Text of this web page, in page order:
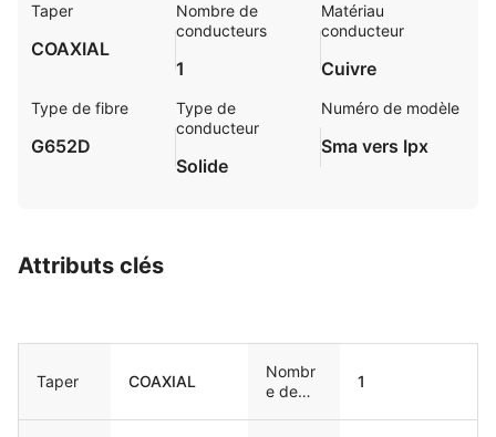
Taper
COAXIAL
Nombre de
conducteurs
1
Matériau
conducteur
Cuivre
Type de fibre
G652D
Type de
conducteur
Solide
Numéro de modèle
Sma vers Ipx
Attributs clés
Taper COAXIAL
Nombr
e de
1